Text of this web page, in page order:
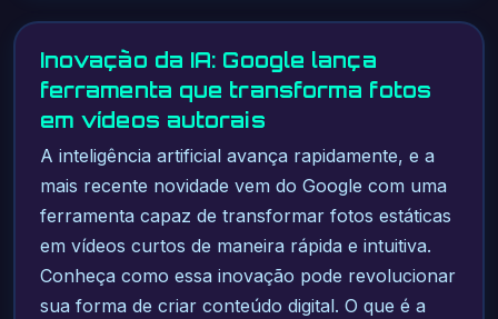
Inovação da IA: Google lança
ferramenta que transforma fotos
em vídeos autorais
A inteligência artificial avança rapidamente, e a
mais recente novidade vem do Google com uma
ferramenta capaz de transformar fotos estáticas
em vídeos curtos de maneira rápida e intuitiva.
Conheça como essa inovação pode revolucionar
sua forma de criar conteúdo digital. O que é a